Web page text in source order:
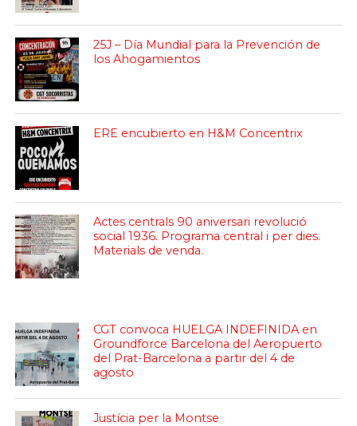
25J – Día Mundial para la Prevención de
los Ahogamientos
ERE encubierto en H&M Concentrix
Actes centrals 90 aniversari revolució
social 1936. Programa central i per dies.
Materials de venda.
CGT convoca HUELGA INDEFINIDA en
Groundforce Barcelona del Aeropuerto
del Prat-Barcelona a partir del 4 de
agosto
Justícia per la Montse